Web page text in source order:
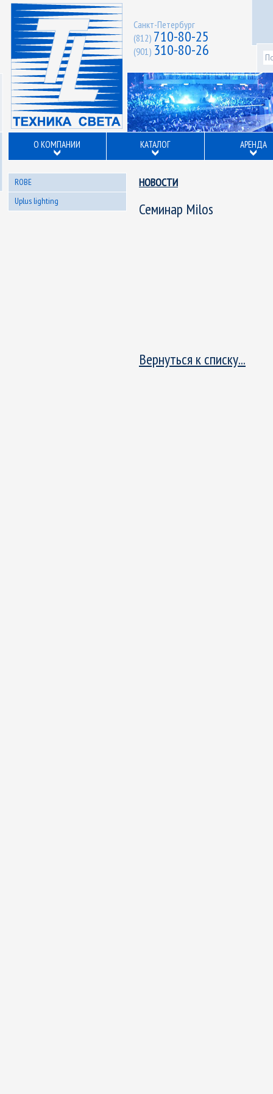
Санкт-Петербург
(812) 710-80-25
(901) 310-80-26
О КОМПАНИИ КАТАЛОГ АРЕНДА
ROBE
Uplus lighting
НОВОСТИ
Семинар Milos
Вернуться к списку...